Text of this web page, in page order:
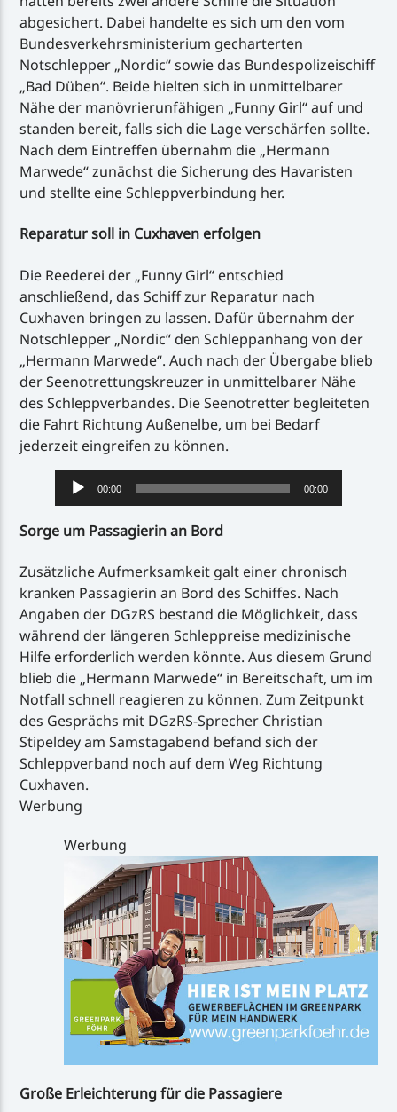
abgesichert. Dabei handelte es sich um den vom
Bundesverkehrsministerium gecharterten
Notschlepper „Nordic“ sowie das Bundespolizeischiff
„Bad Düben“. Beide hielten sich in unmittelbarer
Nähe der manövrierunfähigen „Funny Girl“ auf und
standen bereit, falls sich die Lage verschärfen sollte.
Nach dem Eintreffen übernahm die „Hermann
Marwede“ zunächst die Sicherung des Havaristen
und stellte eine Schleppverbindung her.
Reparatur soll in Cuxhaven erfolgen
Die Reederei der „Funny Girl“ entschied
anschließend, das Schiff zur Reparatur nach
Cuxhaven bringen zu lassen. Dafür übernahm der
Notschlepper „Nordic“ den Schleppanhang von der
„Hermann Marwede“. Auch nach der Übergabe blieb
der Seenotrettungskreuzer in unmittelbarer Nähe
des Schleppverbandes. Die Seenotretter begleiteten
die Fahrt Richtung Außenelbe, um bei Bedarf
jederzeit eingreifen zu können.
Audio-
Player
00:00 00:00
Sorge um Passagierin an Bord
Zusätzliche Aufmerksamkeit galt einer chronisch
kranken Passagierin an Bord des Schiffes. Nach
Angaben der DGzRS bestand die Möglichkeit, dass
während der längeren Schleppreise medizinische
Hilfe erforderlich werden könnte. Aus diesem Grund
blieb die „Hermann Marwede“ in Bereitschaft, um im
Notfall schnell reagieren zu können. Zum Zeitpunkt
des Gesprächs mit DGzRS-Sprecher Christian
Stipeldey am Samstagabend befand sich der
Schleppverband noch auf dem Weg Richtung
Cuxhaven.
Werbung
Werbung
Große Erleichterung für die Passagiere